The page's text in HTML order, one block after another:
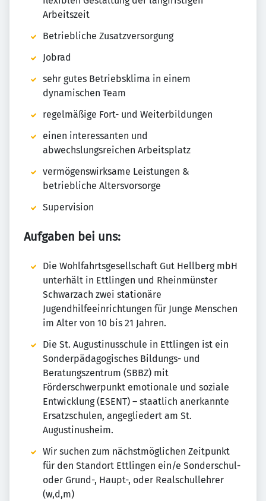
Arbeitszeit
Betriebliche Zusatzversorgung
Jobrad
sehr gutes Betriebsklima in einem
dynamischen Team
regelmäßige Fort- und Weiterbildungen
einen interessanten und
abwechslungsreichen Arbeitsplatz
vermögenswirksame Leistungen &
betriebliche Altersvorsorge
Supervision
Aufgaben bei uns:
Die Wohlfahrtsgesellschaft Gut Hellberg mbH
unterhält in Ettlingen und Rheinmünster
Schwarzach zwei stationäre
Jugendhilfeeinrichtungen für Junge Menschen
im Alter von 10 bis 21 Jahren.
Die St. Augustinusschule in Ettlingen ist ein
Sonderpädagogisches Bildungs- und
Beratungszentrum (SBBZ) mit
Förderschwerpunkt emotionale und soziale
Entwicklung (ESENT) – staatlich anerkannte
Ersatzschulen, angegliedert am St.
Augustinusheim.
Wir suchen zum nächstmöglichen Zeitpunkt
für den Standort Ettlingen ein/e Sonderschul-
oder Grund-, Haupt-, oder Realschullehrer
(w,d,m)